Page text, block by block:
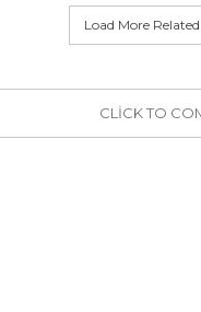
Load More
CLICK TO